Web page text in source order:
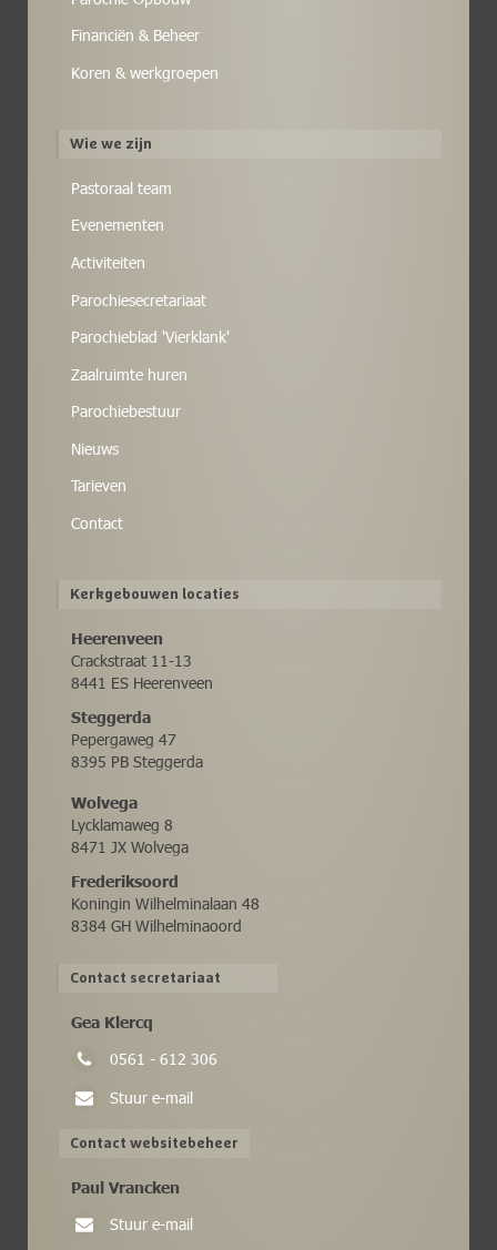
Financiën & Beheer
Koren & werkgroepen
Wie we zijn
Pastoraal team
Evenementen
Activiteiten
Parochiesecretariaat
Parochieblad 'Vierklank'
Zaalruimte huren
Parochiebestuur
Nieuws
Tarieven
Contact
Kerkgebouwen locaties
Heerenveen
Crackstraat 11-13
8441 ES Heerenveen
Steggerda
Pepergaweg 47
8395 PB Steggerda
Wolvega
Lycklamaweg 8
8471 JX Wolvega
Frederiksoord
Koningin Wilhelminalaan 48
8384 GH Wilhelminaoord
Contact secretariaat
Gea Klercq
0561 - 612 306
Stuur e-mail
Contact websitebeheer
Paul Vrancken
Stuur e-mail